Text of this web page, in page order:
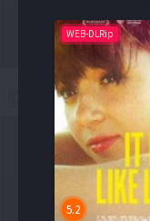
WEB-DLRip
5.2